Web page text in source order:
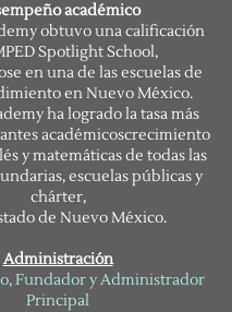
académico
obtuvo una calificación
Spotlight School,
en una de las escuelas de
en Nuevo México.
ha logrado la tasa más
académicoscrecimiento
y matemáticas de todas las
escuelas públicas y
chárter,
de Nuevo México.
Administración
Fundador y Administrador
Principal